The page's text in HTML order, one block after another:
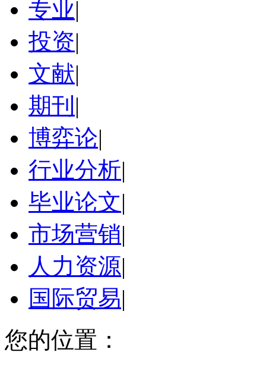
专业|
投资|
文献|
期刊 |
博弈论|
行业分析|
毕业论文|
市场营销|
人力资源|
国际贸易|
您的位置：